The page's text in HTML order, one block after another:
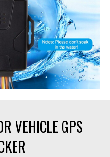
VEHICLE GPS